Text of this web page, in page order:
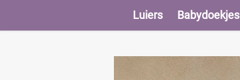
Luiers Babydoekjes